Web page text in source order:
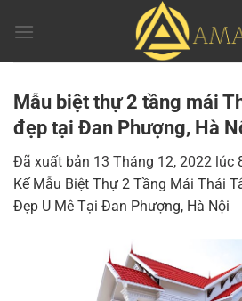
đến
Mẫu biệt thự 2 tầng mái
đẹp tại Đan Phượng, Hà
Đã xuất bản 13 Tháng 12, 2022 lúc
Kế Mẫu Biệt Thự 2 Tầng Mái Thái
Đẹp U Mê Tại Đan Phượng, Hà Nội